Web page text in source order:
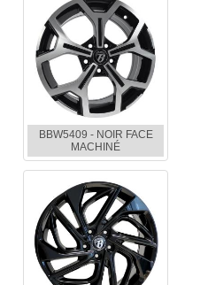
BBW5409 - NOIR FACE
MACHINÉ